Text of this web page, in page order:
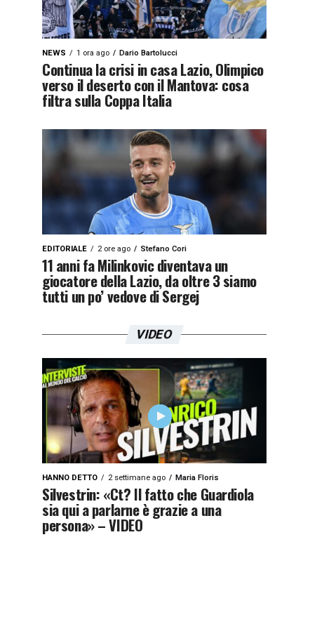
NEWS 1 ora ago Dario Bartolucci
Continua la crisi in casa Lazio, Olimpico
verso il deserto con il Mantova: cosa
filtra sulla Coppa Italia
EDITORIALE 2 ore ago Stefano Cori
11 anni fa Milinkovic diventava un
giocatore della Lazio, da oltre 3 siamo
tutti un po’ vedove di Sergej
VIDEO
HANNO DETTO 2 settimane ago Maria Floris
Silvestrin: «Ct? Il fatto che Guardiola
sia qui a parlarne è grazie a una
persona» – VIDEO